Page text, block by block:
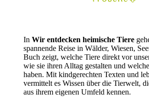
In Wir entdecken heimische Tiere
spannende Reise in Wälder, Wiesen,
Buch zeigt, welche Tiere direkt vor
wie sie ihren Alltag gestalten und
haben. Mit kindgerechten Texten und
vermittelt es Wissen über die Tierwelt,
aus ihrem eigenen Umfeld kennen.